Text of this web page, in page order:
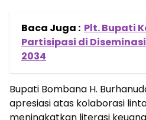
Baca Juga : Plt. Bupati
Partisipasi di Diseminasi
2034
Bupati Bombana H.
apresiasi atas kolaborasi